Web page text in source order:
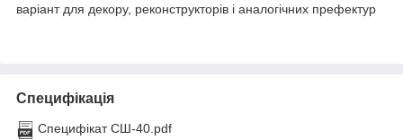
варіант для декору, реконструкторів і аналогічних префектур
Специфікація
Специфікат СШ-40.pdf